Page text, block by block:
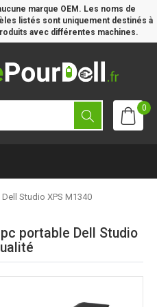
marque OEM. Les noms de
listés sont uniquement destinés à
avec différentes machines.
0
Studio XPS M1340
portable Dell Studio